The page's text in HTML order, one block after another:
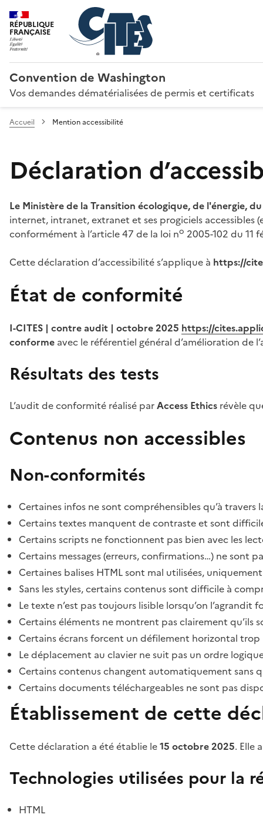
RÉPUBLIQUE
FRANÇAISE
Convention de Washington
Vos demandes dématérialisées de permis et certificats
Accueil Mention accessibilité
Déclaration
Le Ministère de la Transition écologique, de l'énergie,
internet, intranet, extranet et ses progiciels
conformément à l’article 47 de la loi no 2005-102 du 11
Cette déclaration d’accessibilité s’applique à https://
État de conformité
I-CITES | contre audit | octobre 2025 https://
conforme avec le référentiel général d’amélioration de
Résultats des tests
L’audit de conformité réalisé parAccess Ethics révèle
Contenus non accessibles
Non-conformités
Certaines infos ne sont compréhensibles qu’à travers
Certains textes manquent de contraste et sont
Certains scripts ne fonctionnent pas bien avec les
Certains messages (erreurs, confirmations…) ne sont
Certaines balises HTML sont mal utilisées,
Sans les styles, certains contenus sont difficile à
Le texte n’est pas toujours lisible lorsqu’on l’agrandit
Certains éléments ne montrent pas clairement qu’ils
Certains écrans forcent un défilement horizontal
Le déplacement au clavier ne suit pas un ordre
Certains contenus changent automatiquement sans
Certains documents téléchargeables ne sont pas
Établissement de cette
Cette déclaration a été établie le15 octobre 2025. Elle
Technologies utilisées pour la
HTML